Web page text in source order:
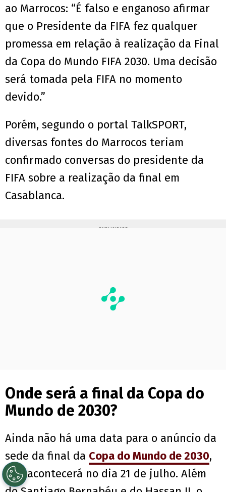
ao Marrocos: “É falso e enganoso afirmar
que o Presidente da FIFA fez qualquer
promessa em relação à realização da Final
da Copa do Mundo FIFA 2030. Uma decisão
será tomada pela FIFA no momento
devido.”
Porém, segundo o portal TalkSPORT,
diversas fontes do Marrocos teriam
confirmado conversas do presidente da
FIFA sobre a realização da final em
Casablanca.
PUBLICIDADE
Onde será a final da Copa do
Mundo de 2030?
Ainda não há uma data para o anúncio da
sede da final da Copa do Mundo de 2030,
que acontecerá no dia 21 de julho. Além